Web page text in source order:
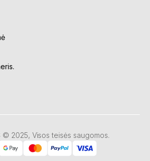
© 2025, Visos teisės saugomos.